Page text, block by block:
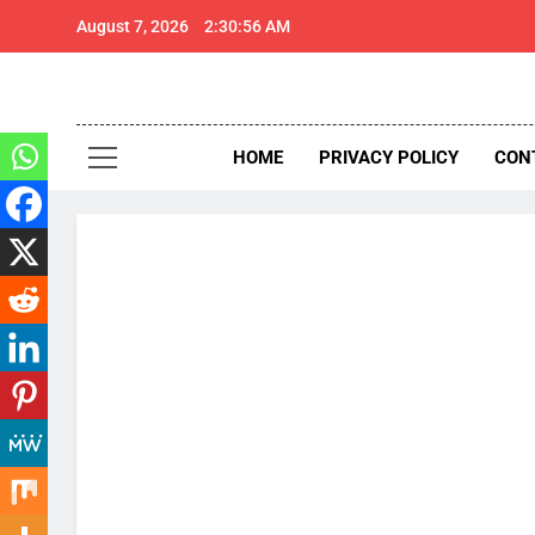
August 7, 2026 2:30:58 AM
Thar
HOME PRIVACY POLICY